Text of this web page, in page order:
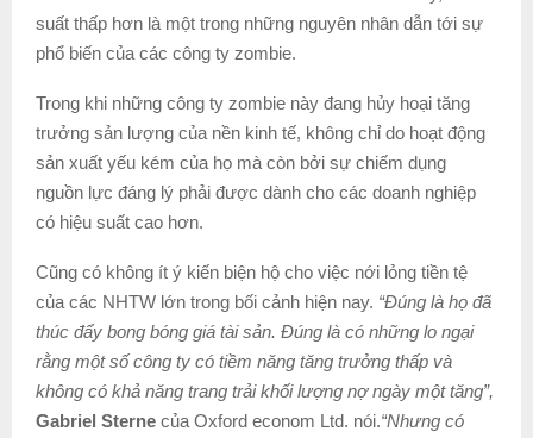
suất thấp hơn là một trong những nguyên nhân dẫn tới sự
phổ biến của các công ty zombie.
Trong khi những công ty zombie này đang hủy hoại tăng
trưởng sản lượng của nền kinh tế, không chỉ do hoạt động
sản xuất yếu kém của họ mà còn bởi sự chiếm dụng
nguồn lực đáng lý phải được dành cho các doanh nghiệp
có hiệu suất cao hơn.
Cũng có không ít ý kiến biện hộ cho việc nới lỏng tiền tệ
của các NHTW lớn trong bối cảnh hiện nay. “Đúng là họ đã
thúc đẩy bong bóng giá tài sản. Đúng là có những lo ngại
rằng một số công ty có tiềm năng tăng trưởng thấp và
không có khả năng trang trải khối lượng nợ ngày một tăng”,
Gabriel Sterne của Oxford econom Ltd. nói.“Nhưng có